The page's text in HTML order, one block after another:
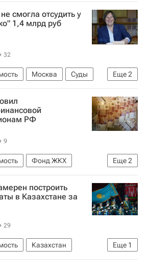
смогла отсудить у
1,4 млрд руб
32
Еще2
Москва
Суды
РФ
9
Еще2
Фонд ЖКХ
построить
в Казахстане за
29
Еще 1
Казахстан